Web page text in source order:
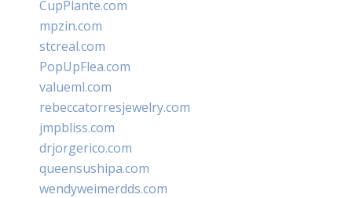
CupPlante.com
mpzin.com
stcreal.com
PopUpFlea.com
valueml.com
rebeccatorresjewelry.com
jmpbliss.com
drjorgerico.com
queensushipa.com
wendyweimerdds.com